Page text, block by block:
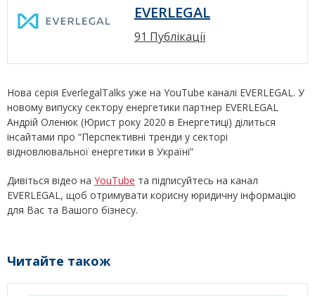
EVERLEGAL
91 Публікації
Нова серія EverlegalTalks уже на YouTube каналі EVERLEGAL. У
новому випуску сектору енергетики партнер EVERLEGAL
Андрій Оленюк (Юрист року 2020 в Енергетиці) ділиться
інсайтами про “Перспективні тренди у секторі
відновлювальної енергетики в Україні”
Дивіться відео на YouTube та підписуйтесь на канал
EVERLEGAL, щоб отримувати корисну юридичну інформацію
для Вас та Вашого бізнесу.
Читайте також